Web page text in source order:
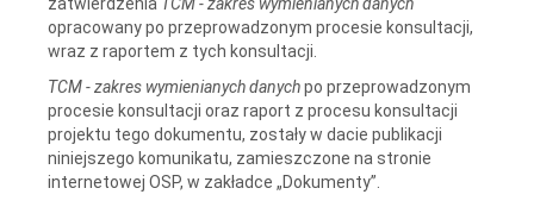
opracowany po przeprowadzonym procesie konsultacji,
wraz z raportem z tych konsultacji.
TCM - zakres wymienianych danychpo przeprowadzonym
procesie konsultacji oraz raport z procesu konsultacji
projektu tego dokumentu, zostały w dacie publikacji
niniejszego komunikatu, zamieszczone na stronie
internetowej OSP, w zakładce „Dokumenty”.